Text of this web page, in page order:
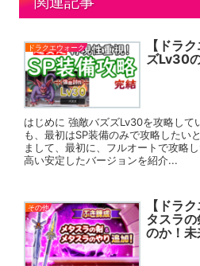
ドラクエウォーク
【ドラ
ズLv30
はじめに 強敵バズズLv30を攻略して
も、最初はSP装備のみで攻略したい
まして、最初に、フルオートで攻略
高い安定したバージョンを紹介...
その他
【ドラ
タスラ
のか！